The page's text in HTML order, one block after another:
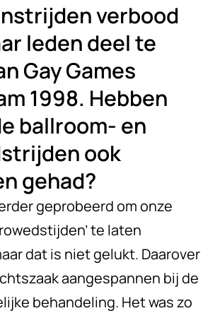
verbood
leden deel te
Gay Games
1998. Hebben
ballroom- en
ook
gehad?
geprobeerd om onze
te laten
dat is niet gelukt. Daarover
aangespannen bij de
behandeling. Het was zo